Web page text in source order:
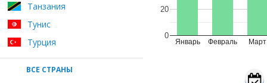
Танзания
Тунис
Турция
ВСЕ СТРАНЫ
Январь Февраль Март
0
20